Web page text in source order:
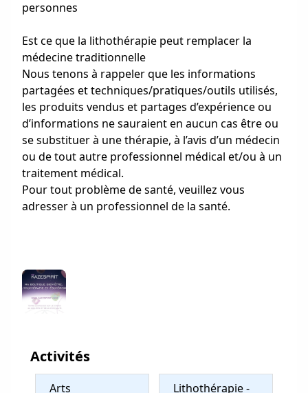
personnes
Est ce que la lithothérapie peut remplacer la
médecine traditionnelle
Nous tenons à rappeler que les informations
partagées et techniques/pratiques/outils utilisés,
les produits vendus et partages d’expérience ou
d’informations ne sauraient en aucun cas être ou
se substituer à une thérapie, à l’avis d’un médecin
ou de tout autre professionnel médical et/ou à un
traitement médical.
Pour tout problème de santé, veuillez vous
adresser à un professionnel de la santé.
Activités
Arts Lithothérapie -